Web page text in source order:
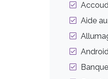
Aide